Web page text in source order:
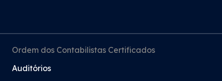
Ordem dos Contabilistas Certificados
Auditórios